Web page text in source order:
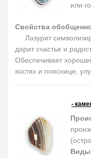
или
Свойства
Лазурит
дарит счастье и
Обеспечивает
костях и пояснице,
-